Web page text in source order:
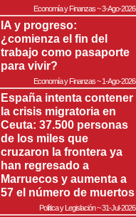
Economía y Finanzas~3-Ago-2026
IA y progreso:
¿comienza el fin del
trabajo como pasaporte
para vivir?
Economía y Finanzas~1-Ago-2026
España intenta contener
la crisis migratoria en
Ceuta: 37.500 personas
de los miles que
cruzaron la frontera ya
han regresado a
Marruecos y aumenta a
57 el número de muertos
Política y Legislación~31-Jul-2026